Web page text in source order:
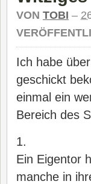
VON TOBI –
Ich habe
geschickt
einmal ein
Bereich des
1.
Ein Eigentor
manche in